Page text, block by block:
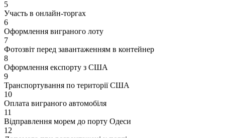
5
Участь в онлайн-торгах
6
Оформлення виграного лоту
7
Фотозвіт перед завантаженням в контейнер
8
Оформлення експорту з США
9
Транспортування по території США
10
Оплата виграного автомобіля
11
Відправлення морем до порту Одеси
12